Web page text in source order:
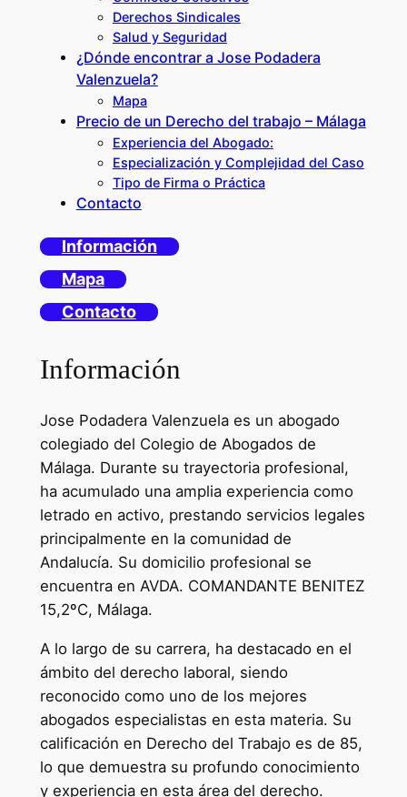
Derechos Sindicales
Salud y Seguridad
¿Dónde encontrar a Jose Podadera
Valenzuela?
Mapa
Precio de un Derecho del trabajo – Málaga
Experiencia del Abogado:
Especialización y Complejidad del Caso
Tipo de Firma o Práctica
Contacto
Información
Mapa
Contacto
Información
Jose Podadera Valenzuela es un abogado
colegiado del Colegio de Abogados de
Málaga. Durante su trayectoria profesional,
ha acumulado una amplia experiencia como
letrado en activo, prestando servicios legales
principalmente en la comunidad de
Andalucía. Su domicilio profesional se
encuentra en AVDA. COMANDANTE BENITEZ
15,2ºC, Málaga.
A lo largo de su carrera, ha destacado en el
ámbito del derecho laboral, siendo
reconocido como uno de los mejores
abogados especialistas en esta materia. Su
calificación en Derecho del Trabajo es de 85,
lo que demuestra su profundo conocimiento
y experiencia en esta área del derecho.